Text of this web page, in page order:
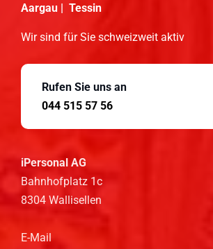
Aargau | Tessin
Wir sind für Sie schweizweit aktiv
Rufen Sie uns an
044 515 57 56
iPersonal AG
Bahnhofplatz 1c
8304 Wallisellen
E-Mail